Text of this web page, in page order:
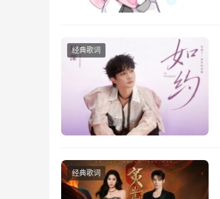
经典歌词
经典歌词